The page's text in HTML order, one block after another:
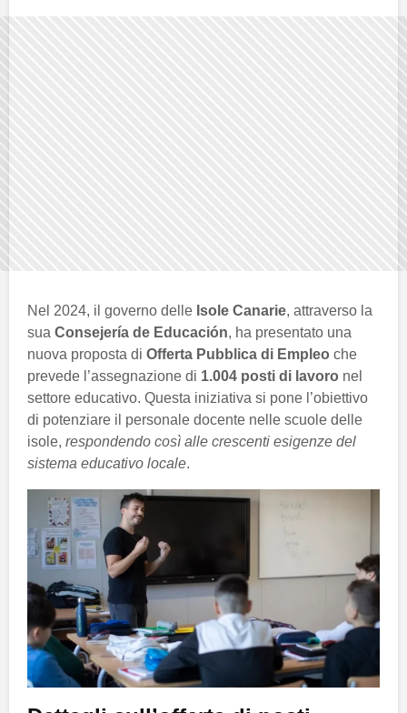
Nel 2024, il governo delle Isole Canarie, attraverso la
sua Consejería de Educación, ha presentato una
nuova proposta di Offerta Pubblica di Empleo che
prevede l’assegnazione di 1.004 posti di lavoro nel
settore educativo. Questa iniziativa si pone l’obiettivo
di potenziare il personale docente nelle scuole delle
isole, respondendo così alle crescenti esigenze del
sistema educativo locale.